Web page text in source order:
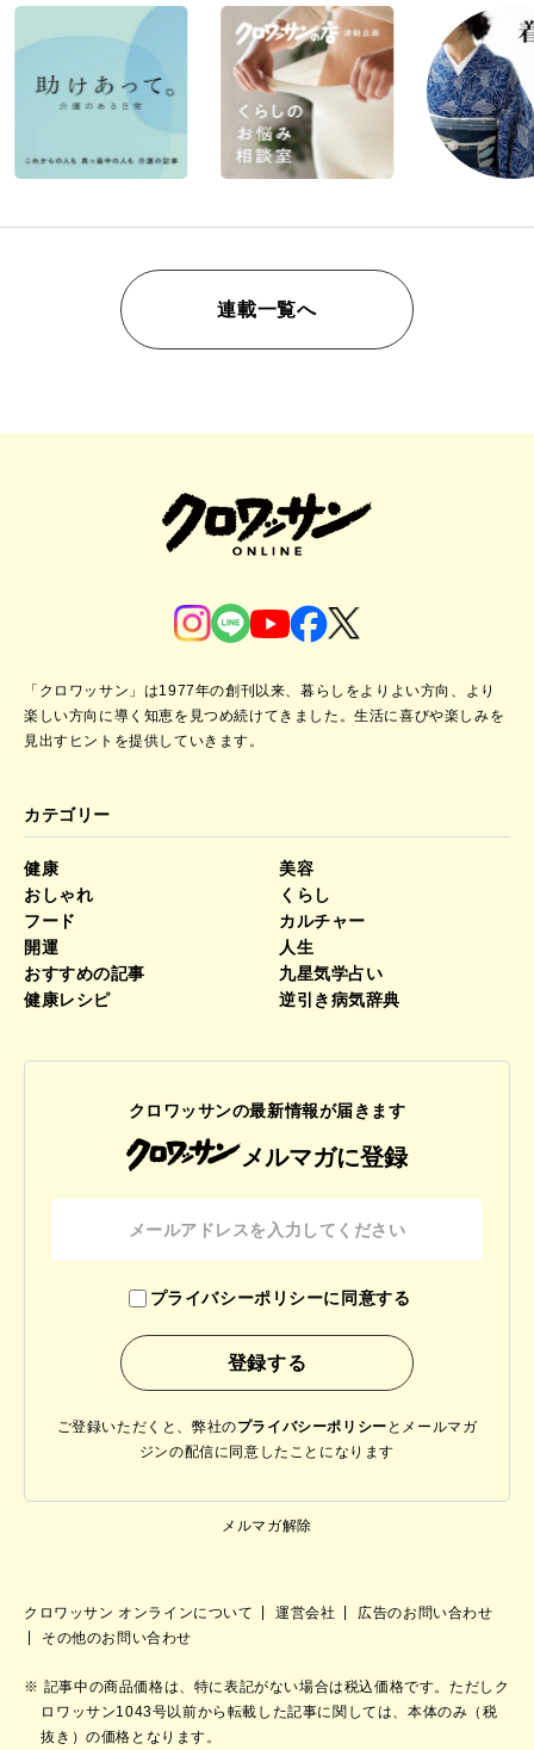
連載一覧へ
「クロワッサン」は1977年の創刊以来、暮らしをよりよい方向、より
楽しい方向に導く知恵を見つめ続けてきました。生活に喜びや楽しみを
見出すヒントを提供していきます。
カテゴリー
健康
美容
おしゃれ
くらし
フード
カルチャー
開運
人生
おすすめの記事
九星気学占い
健康レシピ
逆引き病気辞典
クロワッサンの最新情報が届きます
メルマガに登録
プライバシーポリシーに同意する
ご登録いただくと、弊社のプライバシーポリシー と メールマガ
ジンの配信に同意したことになります
メルマガ解除
クロワッサン オンラインについて 運営会社
広告のお問い合わせ
その他のお問い合わせ
記事中の商品価格は、特に表記がない場合は税込価格です。ただしク
ロワッサン1043号以前から転載した記事に関しては、本体のみ（税
抜き）の価格となります。